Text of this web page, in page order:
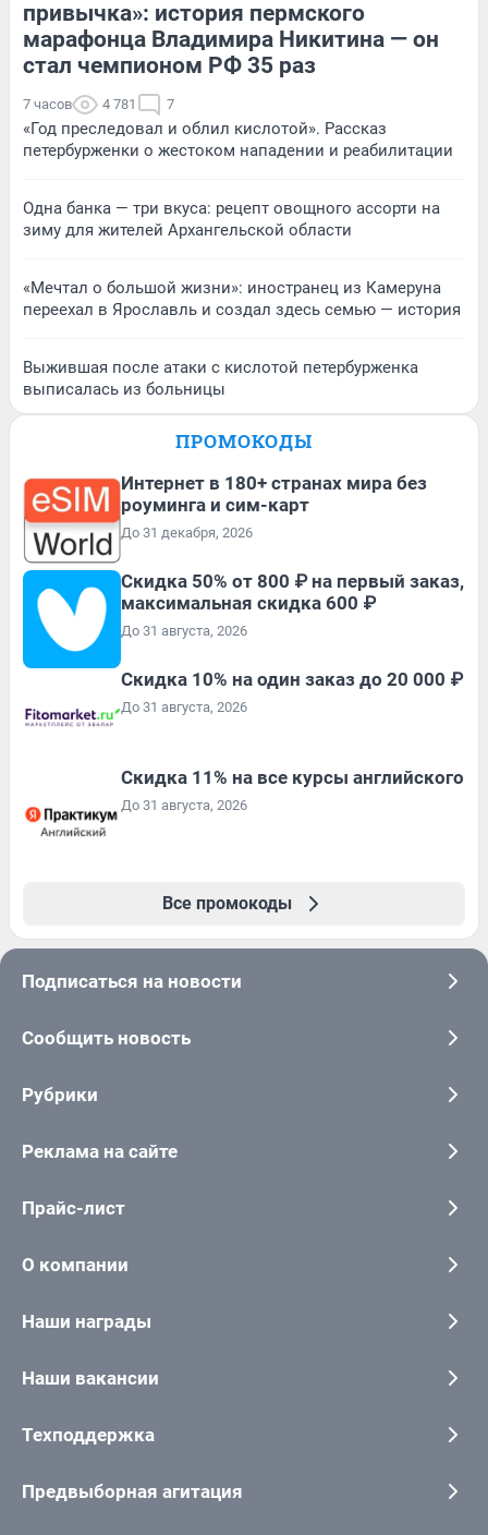
привычка»: история пермского
марафонца Владимира Никитина — он
стал чемпионом РФ 35 раз
7 часов 4 781 7
«Год преследовал и облил кислотой». Рассказ
петербурженки о жестоком нападении и реабилитации
Одна банка — три вкуса: рецепт овощного ассорти на
зиму для жителей Архангельской области
«Мечтал о большой жизни»: иностранец из Камеруна
переехал в Ярославль и создал здесь семью — история
Выжившая после атаки с кислотой петербурженка
выписалась из больницы
ПРОМОКОДЫ
Интернет в 180+ странах мира без
роуминга и сим-карт
До 31 декабря, 2026
Скидка 50% от 800 ₽ на первый заказ,
максимальная скидка 600 ₽
До 31 августа, 2026
Скидка 10% на один заказ до 20 000 ₽
До 31 августа, 2026
Скидка 11% на все курсы английского
До 31 августа, 2026
Все промокоды
Подписаться на новости
Сообщить новость
Рубрики
Реклама на сайте
Прайс-лист
О компании
Наши награды
Наши вакансии
Техподдержка
Предвыборная агитация